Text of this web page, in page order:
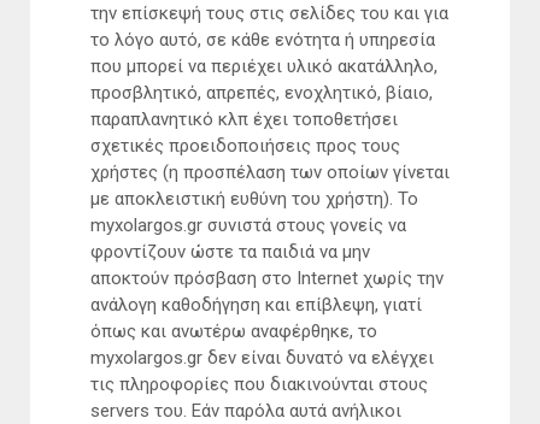
την επίσκεψή τους στις σελίδες του και για
το λόγο αυτό, σε κάθε ενότητα ή υπηρεσία
που μπορεί να περιέχει υλικό ακατάλληλο,
προσβλητικό, απρεπές, ενοχλητικό, βίαιο,
παραπλανητικό κλπ έχει τοποθετήσει
σχετικές προειδοποιήσεις προς τους
χρήστες (η προσπέλαση των οποίων γίνεται
με αποκλειστική ευθύνη του χρήστη). Το
myxolargos.gr συνιστά στους γονείς να
φροντίζουν ώστε τα παιδιά να μην
αποκτούν πρόσβαση στο Internet χωρίς την
ανάλογη καθοδήγηση και επίβλεψη, γιατί
όπως και ανωτέρω αναφέρθηκε, το
myxolargos.gr δεν είναι δυνατό να ελέγχει
τις πληροφορίες που διακινούνται στους
servers του. Εάν παρόλα αυτά ανήλικοι